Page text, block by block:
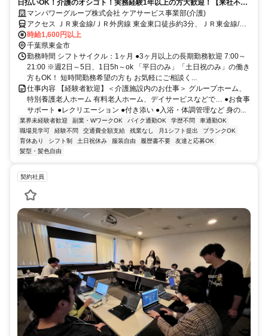
日払いOK！介護のオシゴト！実務経験1年以上の方大歓迎！【来社不
要！WEB・電話登録ＯＫ】
マンパワーグループ株式会社 ケアサービス事業部(介護)
アクセス ＪＲ東金線/ＪＲ外房線 東金東口徒歩約3分、ＪＲ東金線/Ｊ
Ｒ外房線 福俵徒歩約36分、ＪＲ東金線/ＪＲ外房線 求名出入口1徒歩
約51分 車・バイク通勤OK（派遣先による）
時給1,600円以上
千葉県東金市
勤務時間 シフトサイクル：1ヶ月 ●3ヶ月以上の長期勤務歓迎 7:00～
21:00 ※週2日～5日、1日5h～ok 「平日のみ」「土日祝のみ」の働き
方もOK！ 短時間勤務希望の方も お気軽にご相談く...
仕事内容 【経験者歓迎】＜介護施設内のお仕事＞ グループホーム、
特別養護老人ホーム 有料老人ホーム、デイサービスなどで… ●お食事
サポート ●レクリエーション ●付き添い ●入浴・体調管理など 身の...
業界未経験者歓迎 副業・WワークOK バイク通勤OK 学歴不問
車通勤OK
職場見学可
経験不問 交通費全額支給 残業なし 月1シフト提出
ブランクOK
育休あり
シフト制 土日祝休み 服装自由 履歴書不要
友達と応募OK
髪型・髪色自由
契約社員